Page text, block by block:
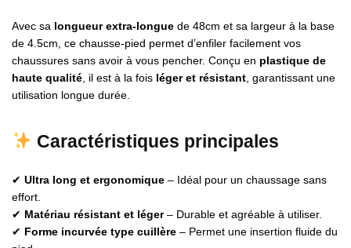
Avec sa longueur extra-longue de 48cm et sa largeur à la base
de 4.5cm, ce chausse-pied permet d’enfiler facilement vos
chaussures sans avoir à vous pencher. Conçu en plastique de
haute qualité, il est à la fois léger et résistant, garantissant une
utilisation longue durée.
Caractéristiques principales
✔ Ultra long et ergonomique – Idéal pour un chaussage sans
effort.
✔ Matériau résistant et léger– Durable et agréable à utiliser.
✔ Forme incurvée type cuillère – Permet une insertion fluide du